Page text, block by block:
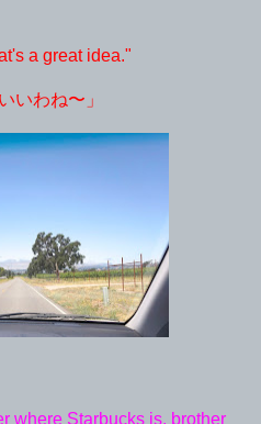
a great idea."
いわね〜」
where Starbucks is, brother